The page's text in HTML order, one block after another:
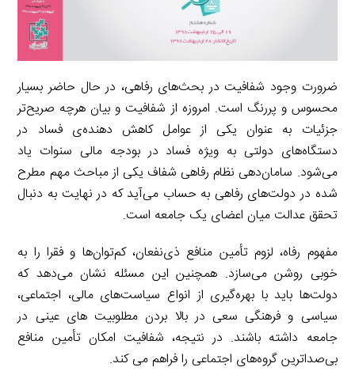
ضرورت وجود شفافیت در بحث‌های رفاهی، در حال حاضر بسیار
محسوس و پررنگ است. امروزه از شفافیت و بیان هرچه صریح‌تر
جزئیات به عنوان یکی از عوامل کاهش دهنده‌ی فساد در
دستگاه‌های دولتی به ویژه فساد در بودجه مالی سنوات یاد
می‌شود. سامان‌دهی نظام رفاهی شفاف یکی از مباحث مهم مطرح
شده در دولت‌های رفاهی به حساب می‌آید که در نهایت به دنبال
تحقق عدالت میان اعضای یک جامعه است.
مفهوم رفاه، لزوم تأمین منافع ذی‌نفعان، کم‌توان‌ها و فقرا را به
خوبی روشن می‌سازد. همچنین این مسئله نشان می‌دهد که
دولت‌ها باید با بهره‌گیری از انواع سیاست‌های مالی، اجتماعی،
سیاسی و فرهنگی سعی در بالا بردن مطلوبیت های عینی در
جامعه داشته باشند. در نتیجه، شفافیت امکان تأمین منافع
بی‌صداترین گروه‌های اجتماعی را فراهم می کند.